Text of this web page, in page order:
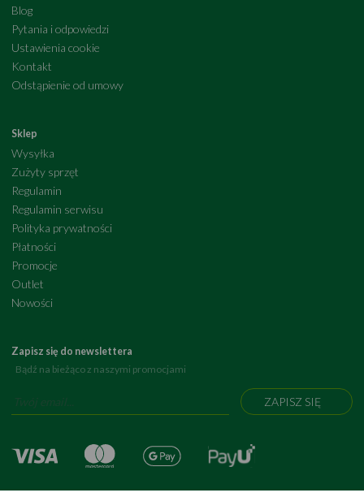
Blog
Pytania i odpowiedzi
Ustawienia cookie
Kontakt
Odstąpienie od umowy
Sklep
Wysyłka
Zużyty sprzęt
Regulamin
Regulamin serwisu
Polityka prywatności
Płatności
Promocje
Outlet
Nowości
Zapisz się do newslettera
Bądź na bieżąco z naszymi promocjami
ZAPISZ SIĘ